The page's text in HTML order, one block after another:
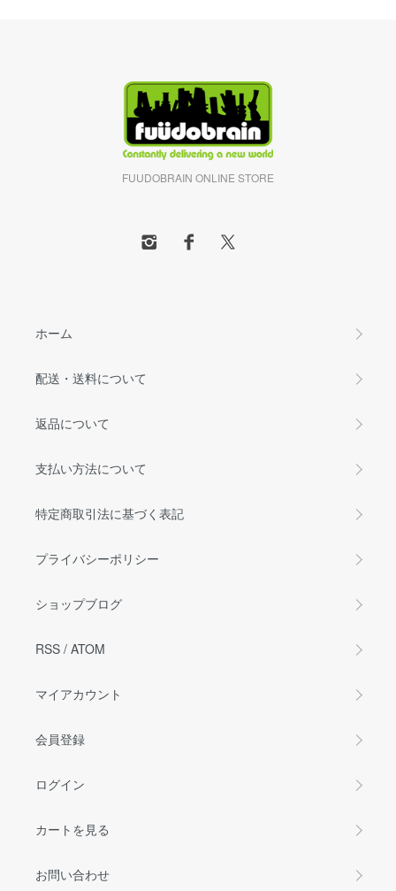
FUUDOBRAIN ONLINE STORE
ホーム
配送・送料について
返品について
支払い方法について
特定商取引法に基づく表記
プライバシーポリシー
ショップブログ
RSS / ATOM
マイアカウント
会員登録
ログイン
カートを見る
お問い合わせ